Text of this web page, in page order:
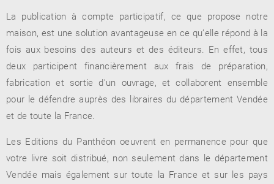
La publication à compte participatif, ce que propose notre
maison, est une solution avantageuse en ce qu’elle répond à la
fois aux besoins des auteurs et des éditeurs. En effet, tous
deux participent financièrement aux frais de préparation,
fabrication et sortie d’un ouvrage, et collaborent ensemble
pour le défendre auprès des libraires du département Vendée
et de toute la France.
Les Editions du Panthéon oeuvrent en permanence pour que
votre livre soit distribué, non seulement dans le département
Vendée mais également sur toute la France et sur les pays